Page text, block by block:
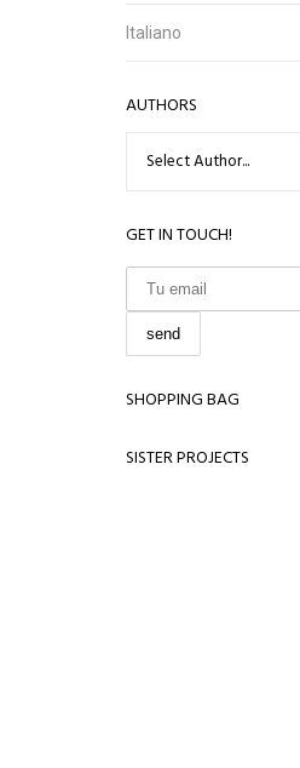
Italiano
AUTHORS
GET IN TOUCH!
SHOPPING BAG
SISTER PROJECTS